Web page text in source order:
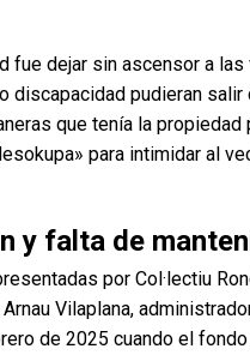
dejar sin ascensor a
discapacidad pudieran
que tenía la
para intimidar al
y falta de
por Col·lectiu
Vilaplana,
de 2025 cuando el